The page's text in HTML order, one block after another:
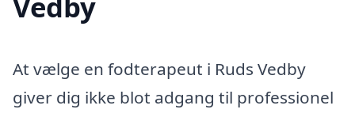
At vælge en fodterapeut i Ruds Vedby
giver dig ikke blot adgang til professionel